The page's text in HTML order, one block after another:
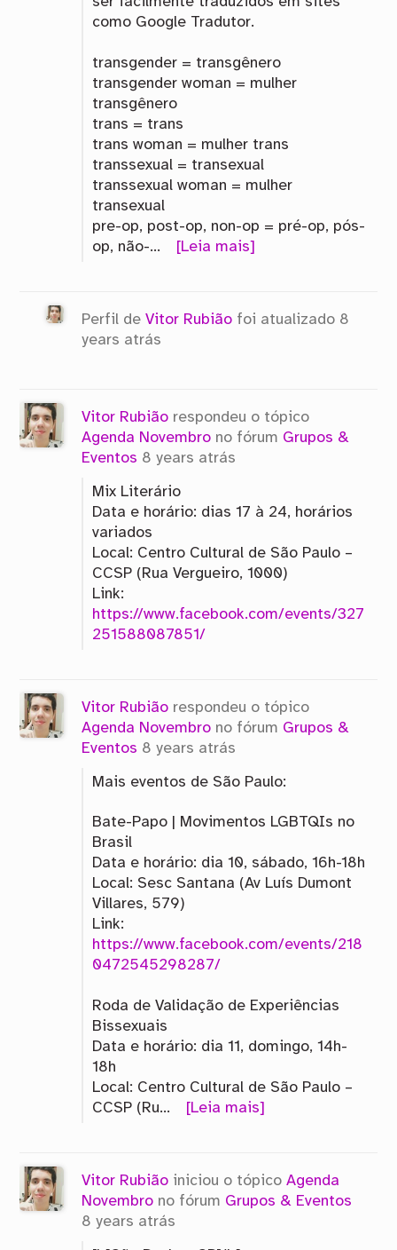
como Google Tradutor.
transgender = transgênero
transgender woman = mulher
transgênero
trans = trans
trans woman = mulher trans
transsexual = transexual
transsexual woman = mulher
transexual
pre-op, post-op, non-op = pré-op, pós-
op, não-…
[Leia mais]
Perfil deVitor Rubião foi atualizado 8
years atrás
Vitor Rubião respondeu o tópico
Agenda Novembro no fórum Grupos &
Eventos 8 years atrás
Mix Literário
Data e horário: dias 17 à 24, horários
variados
Local: Centro Cultural de São Paulo –
CCSP (Rua Vergueiro, 1000)
Link:
https://www.facebook.com/events/327
251588087851/
Vitor Rubião respondeu o tópico
Agenda Novembro no fórum Grupos &
Eventos 8 years atrás
Mais eventos de São Paulo:
Bate-Papo | Movimentos LGBTQIs no
Brasil
Data e horário: dia 10, sábado, 16h-18h
Local: Sesc Santana (Av Luís Dumont
Villares, 579)
Link:
https://www.facebook.com/events/218
0472545298287/
Roda de Validação de Experiências
Bissexuais
Data e horário: dia 11, domingo, 14h-
18h
Local: Centro Cultural de São Paulo –
CCSP (Ru…
[Leia mais]
Vitor Rubião iniciou o tópicoAgenda
Novembro no fórum Grupos & Eventos
8 years atrás